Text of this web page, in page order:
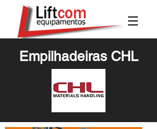
Empilhadeiras CHL